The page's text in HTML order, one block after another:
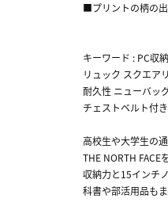
■プリントの柄の出
キーワード : PC収
リュック スクエア
耐久性 ニューバッ
チェストベルト付き
高校生や大学生の
THE NORTH
収納力と15インチ
科書や部活用品も